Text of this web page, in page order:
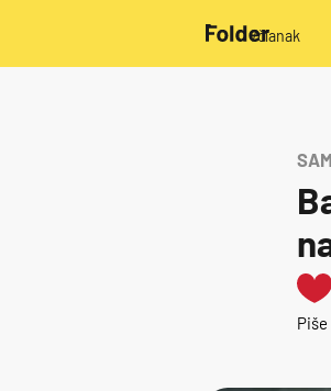
/članak
Piše